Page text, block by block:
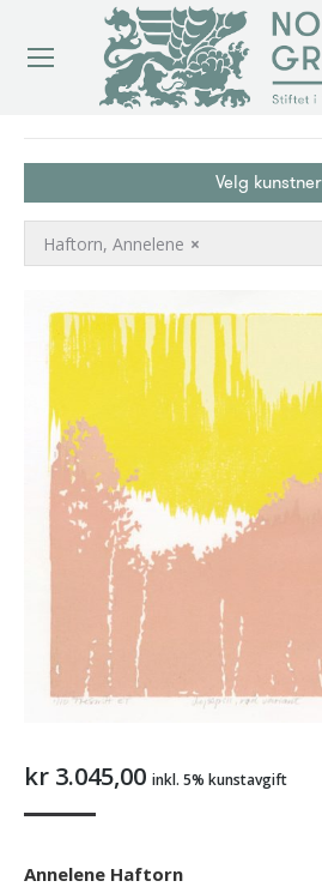
Velg kunstner
×
Haftorn, Annelene
kr 3.045,00 inkl. 5% kunstavgift
Annelene Haftorn